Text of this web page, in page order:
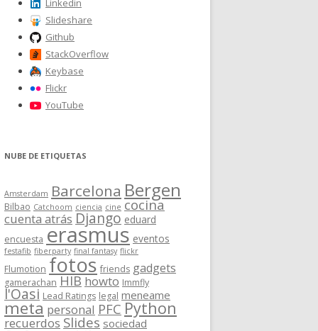
Linkedin
Slideshare
Github
StackOverflow
Keybase
Flickr
YouTube
NUBE DE ETIQUETAS
Amsterdam Barcelona Bergen
Bilbao Catchoom ciencia cine cocina
cuenta atrás Django eduard
encuesta erasmus eventos
festafib fiberparty final fantasy flickr
Flumotion fotos friends gadgets
gamerachan HIB howto Immfly
l'Oasi Lead Ratings legal meneame
meta personal PFC Python
recuerdos Slides sociedad